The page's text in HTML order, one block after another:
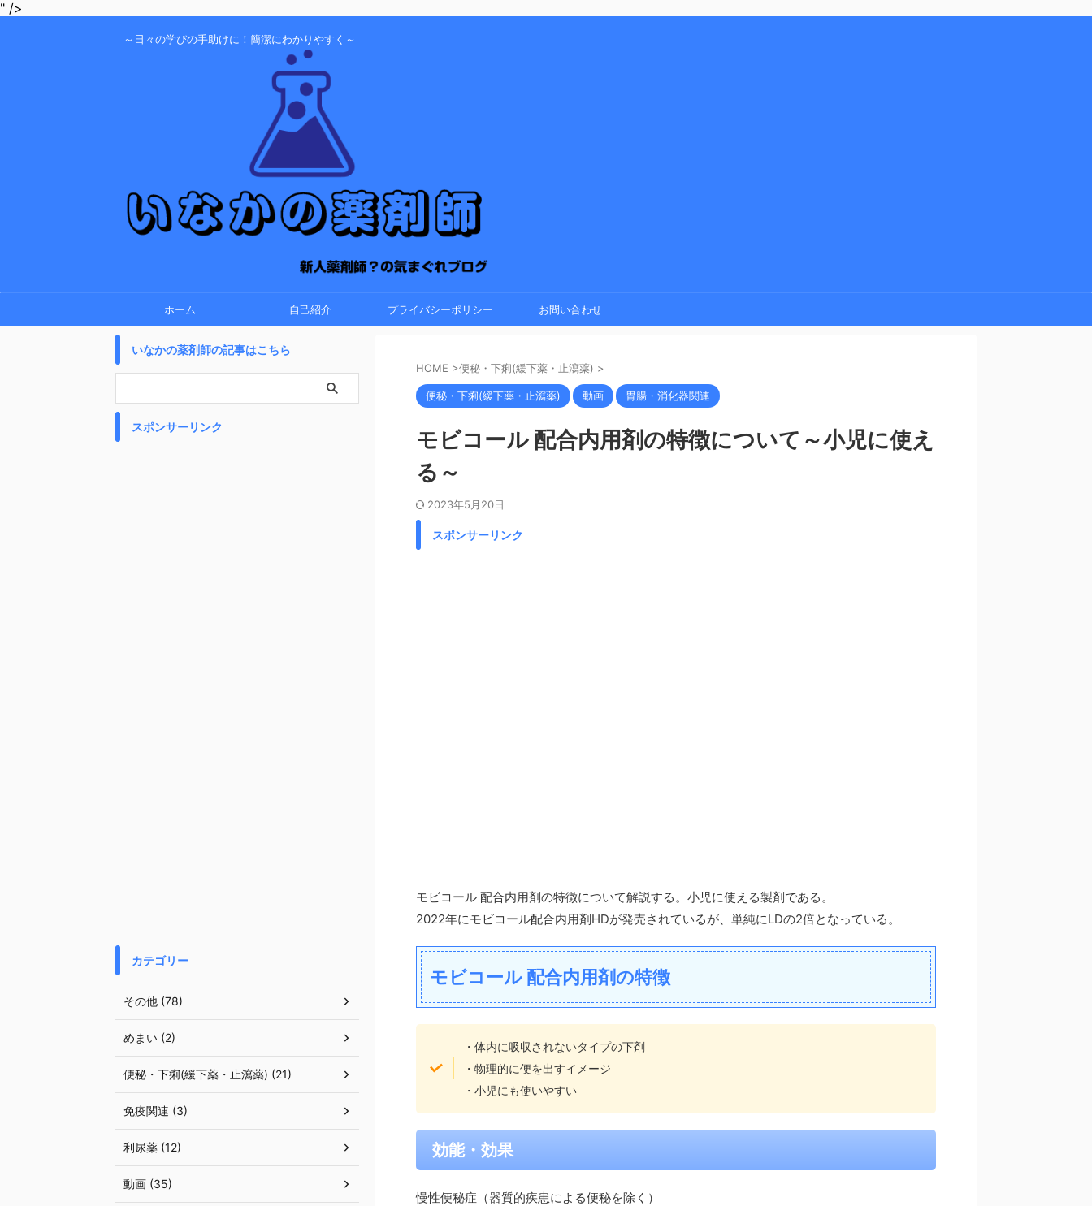
" />
～日々の学びの手助けに！簡潔にわかりやすく～
ホーム 自己紹介 プライバシーポリシー お問い合わせ
HOME >便秘・下痢(緩下薬・止瀉薬) >
便秘・下痢(緩下薬・止瀉薬) 動画 胃腸・消化器関連
モビコール 配合内用剤の特徴について～小児に使え
る～
2023年5月20日
スポンサーリンク
モビコール 配合内用剤の特徴について解説する。小児に使える製剤である。
2022年にモビコール配合内用剤HDが発売されているが、単純にLDの2倍となっている。
モビコール 配合内用剤の特徴
・体内に吸収されないタイプの下剤
・物理的に便を出すイメージ
・小児にも使いやすい
効能・効果
慢性便秘症（器質的疾患による便秘を除く）
いなかの薬剤師の記事はこちら
スポンサーリンク
カテゴリー
その他 (78)
めまい (2)
便秘・下痢(緩下薬・止瀉薬) (21)
免疫関連 (3)
利尿薬 (12)
動画 (35)